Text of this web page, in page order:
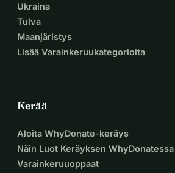
Ukraina
Tulva
Maanjäristys
Lisää Varainkeruukategorioita
Kerää
Aloita WhyDonate-keräys
Näin Luot Keräyksen WhyDonatessa
Varainkeruuoppaat